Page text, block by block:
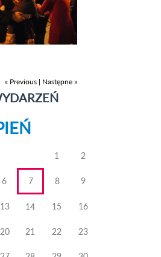
« Previous | Następne »
1 2
6 7 8 9
13 14 15 16
20 21 22 23